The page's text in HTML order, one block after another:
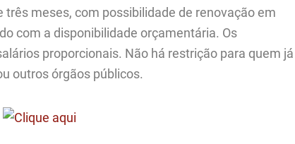
meses, com possibilidade de renovação em
com a disponibilidade orçamentária. Os
proporcionais. Não há restrição para quem já
outros órgãos públicos.